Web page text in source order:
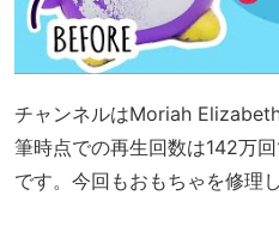
チャンネルはMoriah
筆時点での再生回数は142万
です。今回もおもちゃを修理